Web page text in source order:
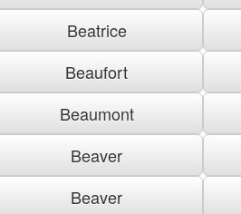
Beatrice
Beaufort
Beaumont
Beaver
Beaver